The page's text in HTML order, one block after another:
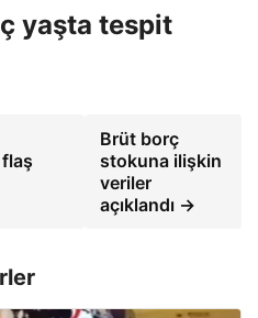
yaşta tespit
Brüt borç
stokuna ilişkin
veriler
açıklandı →